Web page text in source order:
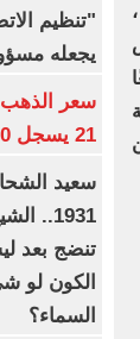
بالغًا
"تنظيم
يجعله
21 يسجل 6080 جنيها
1931..
تنضج بعد
الكون لو
السماء؟